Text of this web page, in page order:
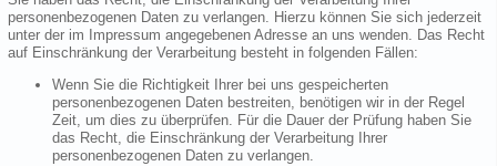
personenbezogenen Daten zu verlangen. Hierzu können Sie sich jederzeit
unter der im Impressum angegebenen Adresse an uns wenden. Das Recht
auf Einschränkung der Verarbeitung besteht in folgenden Fällen:
Wenn Sie die Richtigkeit Ihrer bei uns gespeicherten
personenbezogenen Daten bestreiten, benötigen wir in der Regel
Zeit, um dies zu überprüfen. Für die Dauer der Prüfung haben Sie
das Recht, die Einschränkung der Verarbeitung Ihrer
personenbezogenen Daten zu verlangen.